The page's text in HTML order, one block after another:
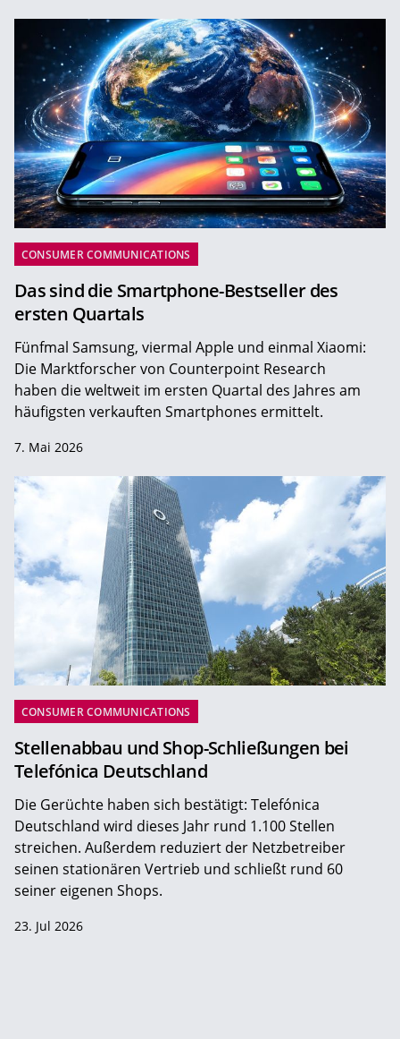
CONSUMER COMMUNICATIONS
Das sind die Smartphone-Bestseller des
ersten Quartals
Fünfmal Samsung, viermal Apple und einmal Xiaomi:
Die Marktforscher von Counterpoint Research
haben die weltweit im ersten Quartal des Jahres am
häufigsten verkauften Smartphones ermittelt.
7. Mai 2026
CONSUMER COMMUNICATIONS
Stellenabbau und Shop-Schließungen bei
Telefónica Deutschland
Die Gerüchte haben sich bestätigt: Telefónica
Deutschland wird dieses Jahr rund 1.100 Stellen
streichen. Außerdem reduziert der Netzbetreiber
seinen stationären Vertrieb und schließt rund 60
seiner eigenen Shops.
23. Jul 2026